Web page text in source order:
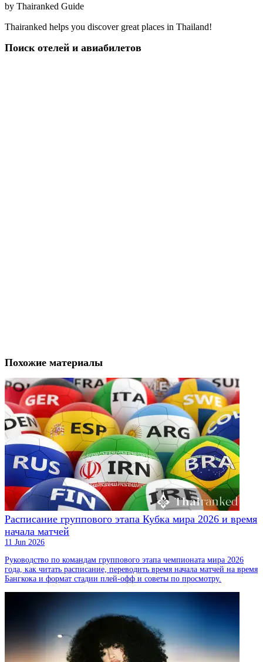
by Thairanked Guide
Thairanked helps you discover great places in Thailand!
Поиск отелей и авиабилетов
Похожие материалы
Расписание группового этапа Кубка мира 2026 и время
начала матчей
11 Jun 2026
Руководство по командам группового этапа чемпионата мира 2026
года, как читать расписание, переводить время начала матчей на время
Бангкока и формат стадии плей-офф и советы по просмотру.